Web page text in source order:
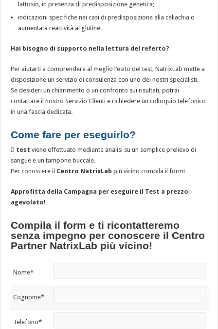
lattosio, in presenza di predisposizione genetica;
indicazioni specifiche nei casi di predisposizione alla celiachia o
aumentata reattività al glutine.
Hai bisogno di supporto nella lettura del referto?
Per aiutarti a comprendere al meglio l’esito del test, NatrixLab mette a
disposizione un servizio di consulenza con uno dei nostri specialisti.
Se desideri un chiarimento o un confronto sui risultati, potrai
contattare il nostro Servizio Clienti e richiedere un colloquio telefonico
in una fascia dedicata.
Come fare per eseguirlo?
Il testviene effettuato mediante analisi su un semplice prelievo di
sangue e un tampone buccale.
Per conoscere il Centro NatrixLab più vicino compila il form!
Approfitta della Campagna per eseguire il Test a prezzo
agevolato!
Compila il form e ti ricontatteremo
senza impegno per conoscere il Centro
Partner NatrixLab più vicino!
Nome*
Cognome*
Telefono*